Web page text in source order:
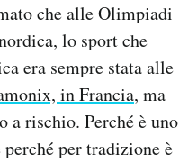
che alle Olimpiadi
lo sport che
era sempre stata alle
in Francia, ma
a rischio. Perché è uno
per tradizione è